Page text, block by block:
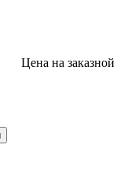
Цена на заказной